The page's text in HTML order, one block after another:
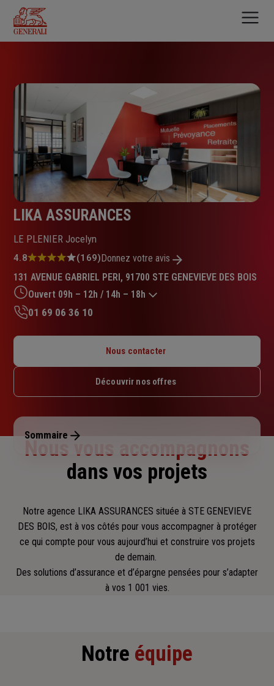
contenu
principal
LIKA ASSURANCES
LE PLENIER Jocelyn
Note
4.8
sur
5
étoiles
4.8 (169)Donnez votre avis
131 AVENUE GABRIEL PERI, 91700 STE GENEVIEVE DES BOIS
Ouvert 09h – 12h / 14h – 18h
Mardi : 09h – 12h / 14h – 18h
Jeudi : 09h – 12h / 14h – 18h
Dimanche : Fermé
01 69 06 36 10
Nous contacter
Découvrir nos offres
Sommaire
Nous vous accompagnons
dans vos projets
Notre agence LIKA ASSURANCES située à STE GENEVIEVE
DES BOIS, est à vos côtés pour vous accompagner à protéger
ce qui compte pour vous aujourd’hui et construire vos projets
de demain.
Des solutions d’assurance et d’épargne pensées pour s’adapter
à vos 1 001 vies.
Notre équipe